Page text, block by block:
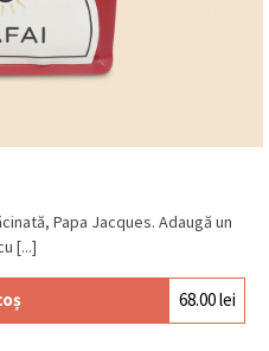
Papa Jacques. Adaugă un
[...]
68.00lei